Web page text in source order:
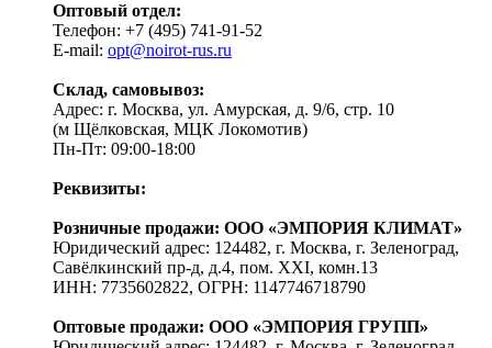
Оптовый отдел:
Телефон: +7 (495) 741-91-52
E-mail: opt@noirot-rus.ru
Склад, самовывоз:
Адрес: г. Москва, ул. Амурская, д. 9/6, стр. 10
(м Щёлковская, МЦК Локомотив)
Пн-Пт: 09:00-18:00
Реквизиты:
Розничные продажи: ООО «ЭМПОРИЯ КЛИМАТ»
Юридический адрес: 124482, г. Москва, г. Зеленоград,
Савёлкинский пр-д, д.4, пом. XXI, комн.13
ИНН: 7735602822, ОГРН: 1147746718790
Оптовые продажи: ООО «ЭМПОРИЯ ГРУПП»